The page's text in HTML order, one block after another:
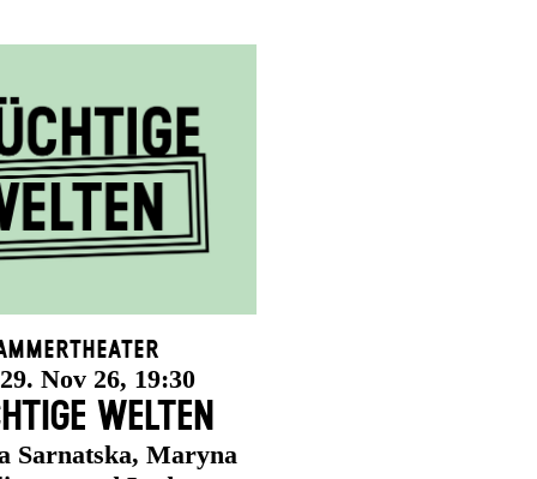
Nov 26, 19:30
WELTEN
Sarnatska, Maryna